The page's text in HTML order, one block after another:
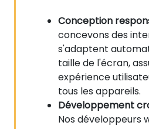
Conception
concevons des
s'adaptent
taille de l'écran,
expérience
tous les appareils.
Développement
Nos développeurs